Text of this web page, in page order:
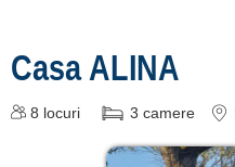
Casa ALINA
8 locuri 3 camere